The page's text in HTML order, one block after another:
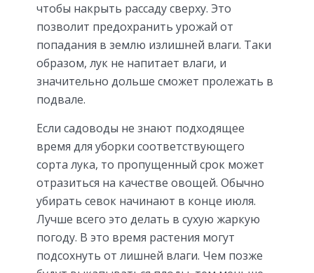
чтобы накрыть рассаду сверху. Это
позволит предохранить урожай от
попадания в землю излишней влаги. Таки
образом, лук не напитает влаги, и
значительно дольше сможет пролежать в
подвале.
Если садоводы не знают подходящее
время для уборки соответствующего
сорта лука, то пропущенный срок может
отразиться на качестве овощей. Обычно
убирать севок начинают в конце июля.
Лучше всего это делать в сухую жаркую
погоду. В это время растения могут
подсохнуть от лишней влаги. Чем позже